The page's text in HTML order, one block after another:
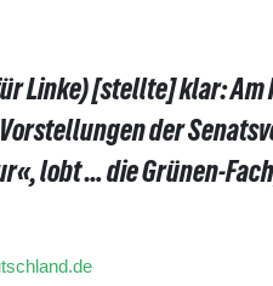
Linke) [stellte] klar:
der
lobt … die Grünen-